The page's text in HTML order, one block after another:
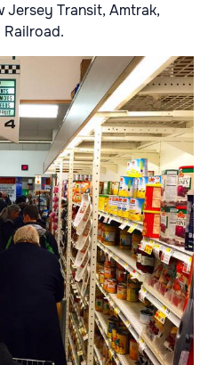
Jersey Transit, Amtrak,